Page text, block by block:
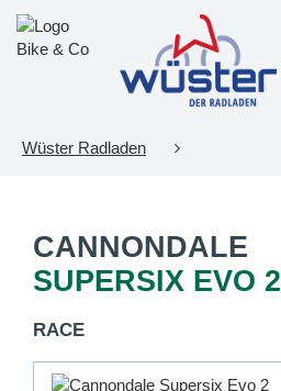
Wüster Radladen
CANNONDALE
SUPERSIX EVO 2
RACE